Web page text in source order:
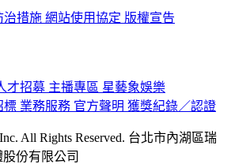
治措施 網站使用協定 版權宣告
才招募 主播專區 星藝象娛樂
標 業務服務 官方聲明 獲獎紀錄／認證
All Rights Reserved. 台北市內湖區瑞
份有限公司